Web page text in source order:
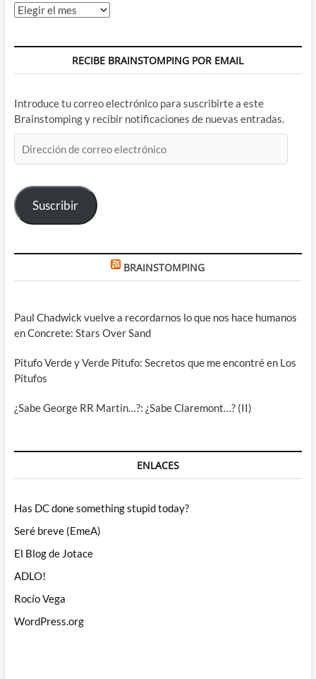
Archivos
RECIBE BRAINSTOMPING POR EMAIL
Introduce tu correo electrónico para suscribirte a este
Brainstomping y recibir notificaciones de nuevas entradas.
de
electrónico
Suscribir
BRAINSTOMPING
Paul Chadwick vuelve a recordarnos lo que nos hace humanos
en Concrete: Stars Over Sand
Pitufo Verde y Verde Pitufo: Secretos que me encontré en Los
Pitufos
¿Sabe George RR Martin…?: ¿Sabe Claremont…? (II)
ENLACES
Has DC done something stupid today?
Seré breve (EmeA)
El Blog de Jotace
ADLO!
Rocío Vega
WordPress.org